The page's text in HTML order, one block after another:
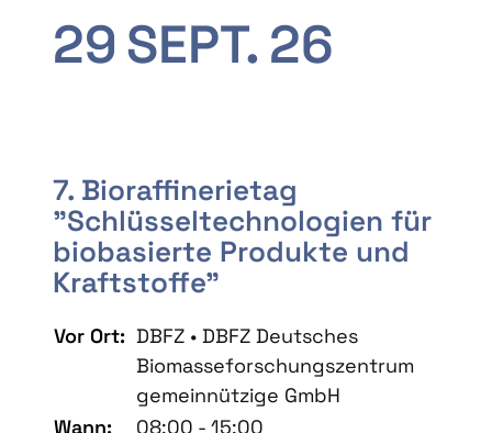
29SEPT. 26
7. Bioraffinerietag
"Schlüsseltechnologien für
biobasierte Produkte und
Kraftstoffe"
Vor Ort: DBFZ • DBFZ Deutsches
Biomasseforschungszentrum
gemeinnützige GmbH
Wann:
08:00 - 15:00